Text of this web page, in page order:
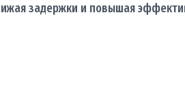
задержки и повышая